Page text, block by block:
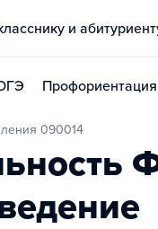
и
Профориентация
090014